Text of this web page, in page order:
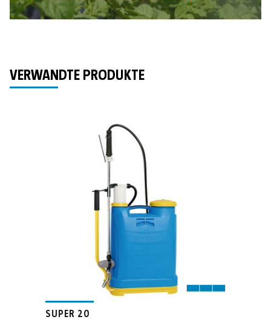
VERWANDTE PRODUKTE
SUPER 20